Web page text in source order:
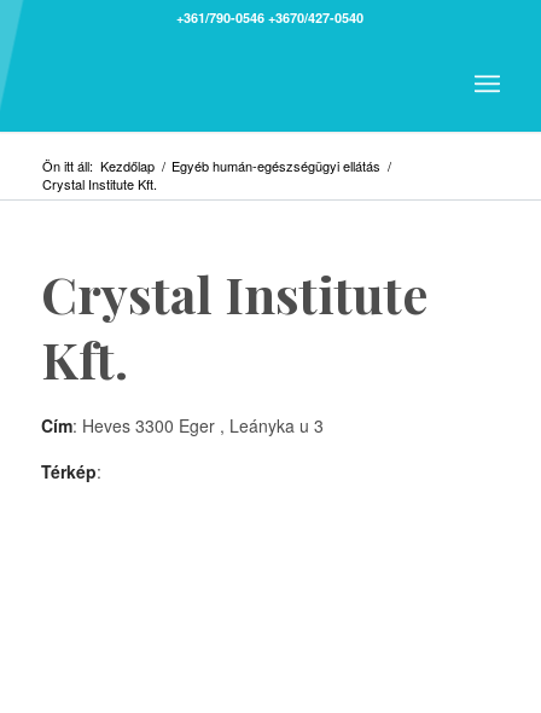
+361/790-0546 +3670/427-0540
Ön itt áll: Kezdőlap / Egyéb humán-egészségügyi ellátás /
Crystal Institute Kft.
Crystal Institute
Kft.
Cím: Heves 3300 Eger , Leányka u 3
Térkép: